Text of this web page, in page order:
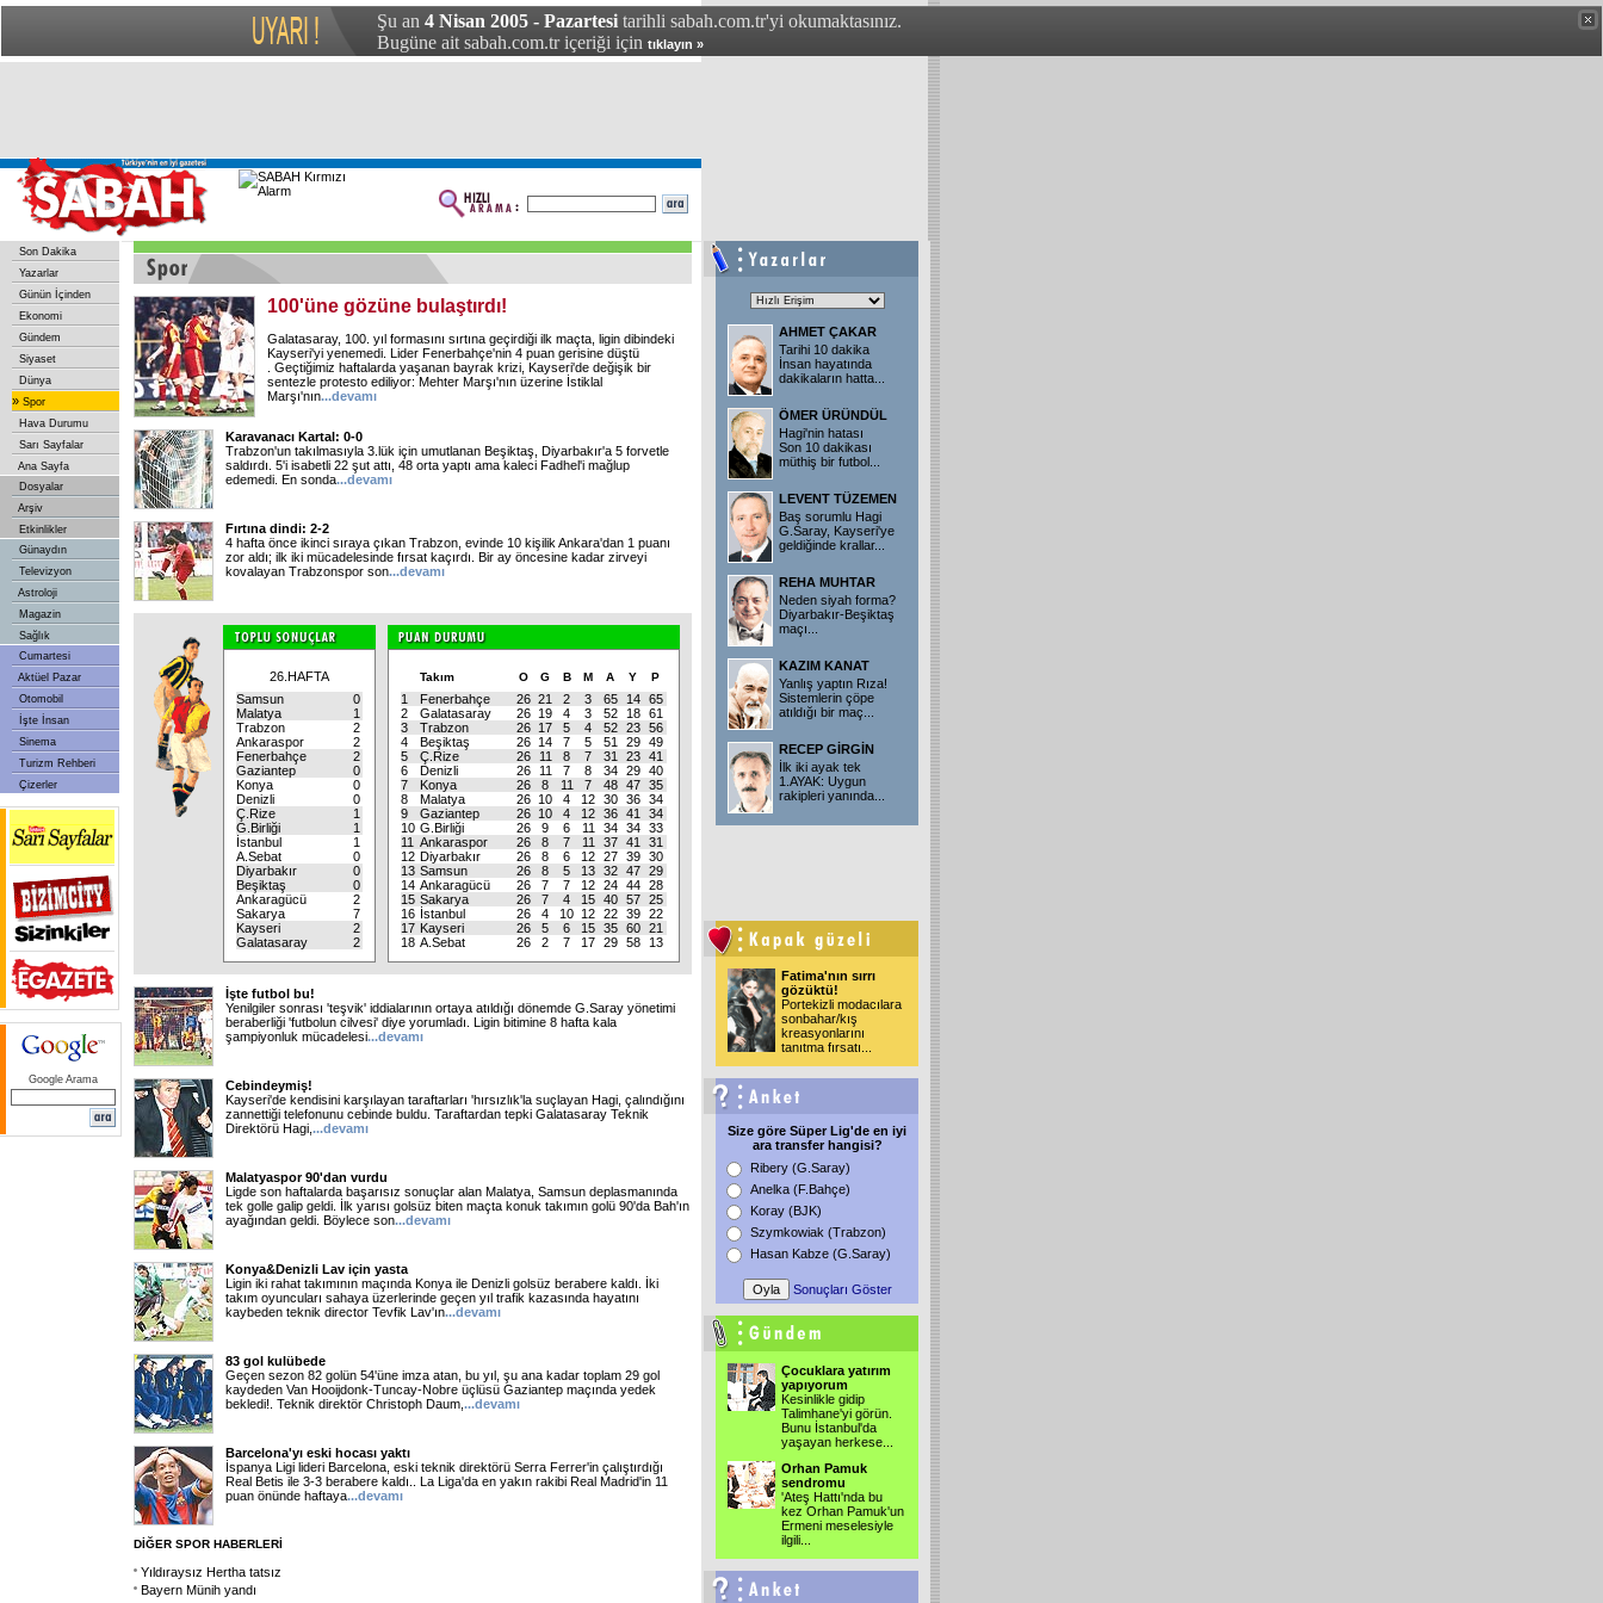
Şu an 4 Nisan 2005 - Pazartesi tarihli sabah.com.tr'yi okumaktasınız.
Bugüne ait sabah.com.tr içeriği için tıklayın »
Son Dakika
Yazarlar
Günün İçinden
Ekonomi
Gündem
Siyaset
Dünya
» Spor
Hava Durumu
Sarı Sayfalar
Ana Sayfa
Dosyalar
Arşiv
Etkinlikler
Günaydın
Televizyon
Astroloji
Magazin
Sağlık
Cumartesi
Aktüel Pazar
Otomobil
İşte İnsan
Sinema
Turizm Rehberi
Çizerler
Google Arama
100'üne gözüne bulaştırdı!
Galatasaray, 100. yıl formasını sırtına geçirdiği ilk maçta, ligin dibindeki
Kayseri'yi yenemedi. Lider Fenerbahçe'nin 4 puan gerisine düştü
. Geçtiğimiz haftalarda yaşanan bayrak krizi, Kayseri'de değişik bir
sentezle protesto ediliyor: Mehter Marşı'nın üzerine İstiklal
Marşı'nın...devamı
Karavanacı Kartal: 0-0
Trabzon'un takılmasıyla 3.lük için umutlanan Beşiktaş, Diyarbakır'a 5 forvetle
saldırdı. 5'i isabetli 22 şut attı, 48 orta yaptı ama kaleci Fadhel'i mağlup
edemedi. En sonda...devamı
Fırtına dindi: 2-2
4 hafta önce ikinci sıraya çıkan Trabzon, evinde 10 kişilik Ankara'dan 1 puanı
zor aldı; ilk iki mücadelesinde fırsat kaçırdı. Bir ay öncesine kadar zirveyi
kovalayan Trabzonspor son...devamı
26.HAFTA
Samsun
0
Malatya
1
Trabzon
2
Ankaraspor
2
Fenerbahçe
2
Gaziantep
0
Konya
0
Denizli
0
Ç.Rize
1
G.Birliği
1
İstanbul
1
A.Sebat
0
Diyarbakır
0
Beşiktaş
0
Ankaragücü
2
Sakarya
7
Kayseri
2
Galatasaray
2
Takım O G B M A Y P
1 Fenerbahçe 26 21 2 3 65 14
65
2
Galatasaray 26 19 4 3 52 18
61
3
Trabzon 26 17 5 4 52 23
56
4
Beşiktaş 26 14 7 5 51 29
49
5
Ç.Rize 26 11 8 7 31 23
41
6
Denizli 26 11 7 8 34 29
40
7
Konya 26 8 11 7 48 47
35
8
Malatya 26 10 4 12 30 36
34
9
Gaziantep 26 10 4 12 36 41
34
10 G.Birliği 26 9 6 11 34 34
33
11 Ankaraspor 26 8 7 11 37 41
31
12 Diyarbakır 26 8 6 12 27 39
30
13 Samsun 26 8 5 13 32 47
29
14 Ankaragücü 26 7 7 12 24 44
28
15 Sakarya 26 7 4 15 40 57
25
16 İstanbul 26 4 10 12 22 39
22
17 Kayseri 26 5 6 15 35 60
21
18 A.Sebat 26 2 7 17 29 58 13
İşte futbol bu!
Yenilgiler sonrası 'teşvik' iddialarının ortaya atıldığı dönemde G.Saray yönetimi
beraberliği 'futbolun cilvesi' diye yorumladı. Ligin bitimine 8 hafta kala
şampiyonluk mücadelesi...devamı
Cebindeymiş!
Kayseri'de kendisini karşılayan taraftarları 'hırsızlık'la suçlayan Hagi, çalındığını
zannettiği telefonunu cebinde buldu. Taraftardan tepki Galatasaray Teknik
Direktörü Hagi, ...devamı
Malatyaspor 90'dan vurdu
Ligde son haftalarda başarısız sonuçlar alan Malatya, Samsun deplasmanında
tek golle galip geldi. İlk yarısı golsüz biten maçta konuk takımın golü 90'da Bah'ın
ayağından geldi. Böylece son...devamı
Konya&Denizli Lav için yasta
Ligin iki rahat takımının maçında Konya ile Denizli golsüz berabere kaldı. İki
takım oyuncuları sahaya üzerlerinde geçen yıl trafik kazasında hayatını
kaybeden teknik director Tevfik Lav'ın...devamı
83 gol kulübede
Geçen sezon 82 golün 54'üne imza atan, bu yıl, şu ana kadar toplam 29 gol
kaydeden Van Hooijdonk-Tuncay-Nobre üçlüsü Gaziantep maçında yedek
bekledi!. Teknik direktör Christoph Daum, ...devamı
Barcelona'yı eski hocası yaktı
İspanya Ligi lideri Barcelona, eski teknik direktörü Serra Ferrer'in çalıştırdığı
Real Betis ile 3-3 berabere kaldı.. La Liga'da en yakın rakibi Real Madrid'in 11
puan önünde haftaya...devamı
DİĞER SPOR HABERLERİ
Yıldıraysız Hertha tatsız
Bayern Münih yandı
AHMET ÇAKAR
Tarihi 10 dakika
İnsan hayatında
dakikaların hatta...
ÖMER ÜRÜNDÜL
Hagi'nin hatası
Son 10 dakikası
müthiş bir futbol...
LEVENT TÜZEMEN
Baş sorumlu Hagi
G.Saray, Kayseri'ye
geldiğinde krallar...
REHA MUHTAR
Neden siyah forma?
Diyarbakır-Beşiktaş
maçı...
KAZIM KANAT
Yanlış yaptın Rıza!
Sistemlerin çöpe
atıldığı bir maç...
RECEP GİRGİN
İlk iki ayak tek
1.AYAK: Uygun
rakipleri yanında...
Fatima'nın sırrı
gözüktü!
Portekizli modacılara
sonbahar/kış
kreasyonlarını
tanıtma fırsatı...
Size göre Süper Lig'de en iyi
ara transfer hangisi?
Ribery (G.Saray)
Anelka (F.Bahçe)
Koray (BJK)
Szymkowiak (Trabzon)
Hasan Kabze (G.Saray)
Sonuçları Göster
Çocuklara yatırım
yapıyorum
Kesinlikle gidip
Talimhane'yi görün.
Bunu İstanbul'da
yaşayan herkese...
Orhan Pamuk
sendromu
'Ateş Hattı'nda bu
kez Orhan Pamuk'un
Ermeni meselesiyle
ilgili...